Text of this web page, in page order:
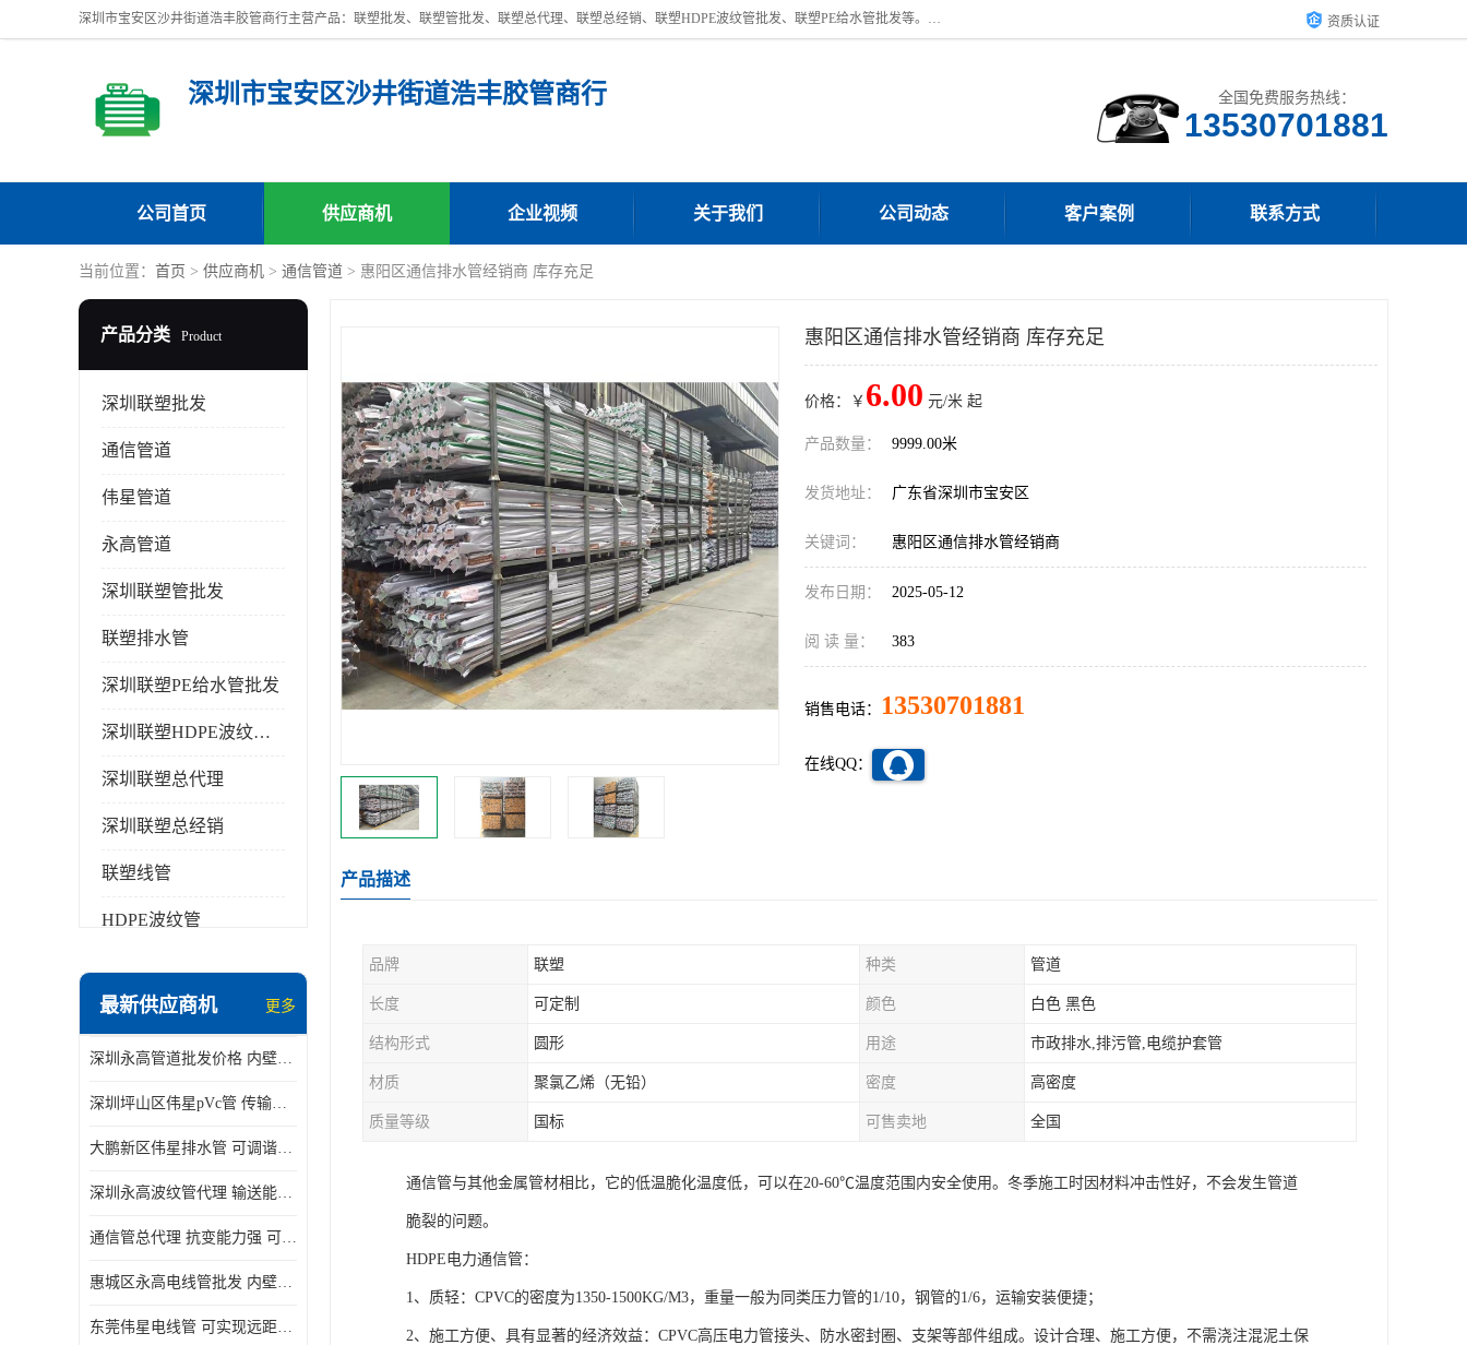
深圳市宝安区沙井街道浩丰胶管商行主营产品：联塑批发、联塑管批发、联塑总代理、联塑总经销、联塑HDPE波纹管批发、联塑PE给水管批发等。凭借服务以及多年的勤奋拼搏，发展成为一家销售各种管材管件，绝缘电工套管及配件等系列产品的贸易公司。公司秉承“顾客至上，锐意进取”的经营理念，坚持“客户至上”原则为广大客户提供的服务。欢迎惠顾！ 资质认证
深圳市宝安区沙井街道浩丰胶管商行 全国免费服务热线：
公司首页 供应商机 企业视频 关于我们 公司动态 客户案例 联系方式
当前位置： 首页 > 供应商机 > 通信管道 > 惠阳区通信排水管经销商 库存充足
产品分类 Product
深圳联塑批发
通信管道
伟星管道
永高管道
深圳联塑管批发
联塑排水管
深圳联塑PE给水管批发
深圳联塑HDPE波纹管批发
深圳联塑总代理
深圳联塑总经销
联塑线管
HDPE波纹管
最新供应商机 更多
深圳永高管道批发价格 内壁光滑 抗震性能好
深圳坪山区伟星pVc管 传输损耗小 频率稳定性好
大鹏新区伟星排水管 可调谐性好 大功率 效率高
深圳永高波纹管代理 输送能力强 可以承受高温
通信管总代理 抗变能力强 可耐强震 扭曲
惠城区永高电线管批发 内壁光滑 抗震性能好
东莞伟星电线管 可实现远距离通信 频率稳定性好
惠阳区通信排水管经销商 库存充足
价格：￥ 6.00 元/米 起
产品数量： 9999.00米
发货地址： 广东省深圳市宝安区
关键词： 惠阳区通信排水管经销商
发布日期： 2025-05-12
阅 读 量： 383
销售电话： 13530701881
在线QQ：
产品描述
品牌 联塑 种类 管道
长度 可定制 颜色 白色 黑色
结构形式 圆形 用途 市政排水,排污管,电缆护套管
材质 聚氯乙烯（无铅） 密度 高密度
质量等级 国标 可售卖地 全国
通信管与其他金属管材相比，它的低温脆化温度低，可以在20-60℃温度范围内安全使用。冬季施工时因材料冲击性好，不会发生管道
脆裂的问题。
HDPE电力通信管：
1、质轻：CPVC的密度为1350-1500KG/M3，重量一般为同类压力管的1/10，钢管的1/6，运输安装便捷；
2、施工方便、具有显著的经济效益：CPVC高压电力管接头、防水密封圈、支架等部件组成。设计合理、施工方便，不需浇注混泥土保